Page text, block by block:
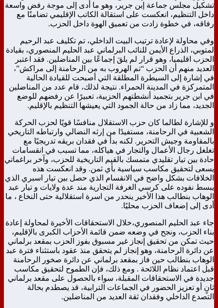
تشكيل مجلس جماعة إبن جرير، وهو ما أدى إلى موجة رفض واسعة
داخل التنظيم، انعكست على استقالة الكاتب الإقليمي تضامنًا مع
رفاقه، في خطوة زادت من تعميق الهوة داخل الحزب.
وفي محاولة لإعادة ترتيب البيت الداخلي، تم تكليف عبد الرحيم
لمتوبي، الذراع الأيمن للنائب البرلماني عبد الحليم المنصوري، بقيادة
الحزب اقليميا، وهو قرار لم يلقَ إجماعًا بين المناضلين. فقد اعتبر
العديد منهم أن الحزب “تم الهروب به من الرحامنة إلى مراكش”،
في إشارة إلى السيطرة المطلقة التي أصبحت للقيادة الحالية
المتمركزة في المدينة الحمراء. نتيجة لذلك، قام عدد من المناضلين
في ابن جرير بتجميد أنشطتهم الحزبية، تعبيرًا عن رفضهم للوضع
الجديد، مما زاد من حالة الجمود التي يعيشها التنظيم بالإقليم.
و للإشارة لطالما كان حزب الاستقلال منافسًا قويًا لحزب الحركة
الشعبية في الرحامنة، مستفيدًا من إرثه النضالي وارتباطه التاريخي
بالمقاومة وجيش التحرير. لكنه بدأ في فقدان بريقه تدريجيًا مع
تغلغل رجال الأعمال والتجار في هياكله، مما تسبب في انقسامات
حادة بين تيار تقليدي متمسك بالقيم التاريخية للحزب، وآخر براغماتي
يسعى لتحقيق مكاسب سياسية بأي ثمن. وقد انعكست هذه
الخلافات بشكل واضح في الانقسام الذي حصل بين تيار اسبري الذي
يبسط نفوده على كرسي الغرفة التجارية مند عدة ولايات و تيار عبد
الوهاب بنطالب هذا الأخير ينحدر من اسرة استقلالية حتى النخاع ، ما
أدى إلى إضعاف الحزب محليًا.
جاء عبد الحليم المنصوري،خلال الاستحقاقات الأخيرة لمحاولة إعادة
بناء الحزب، ونجح في وضعه ضمن قائمة الأحزاب الكبرى بالإقليم،
حيث تمكن من تحقيق إنجاز غير مسبوق بفوز الحزب بمقعد برلماني
عن دائرة الرحامنة، وهو إنجاز لم يتحقق منذ عقود باستثناء فترة عبد
الوهاب بنطالب حين فاز بمقعد برلماني عن دائرة صخور الرحامنة
قبل اعتماد نظام اللائحة . ومع ذلك، فإن الطموح لتحقيق مكاسب
جديدة في الاستحقاقات المقبلة، سواء بالحصول على مقعد برلماني
ثانٍ أو تعزيز الحضور في الجماعات الترابية، قد يصطدم بحالة
التصدع الداخلي وفقدان ثقة العديد من المناضلين.